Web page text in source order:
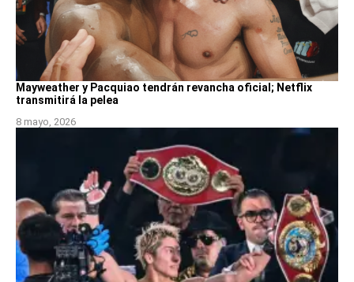
Mayweather y Pacquiao tendrán revancha oficial; Netflix
transmitirá la pelea
8 mayo, 2026